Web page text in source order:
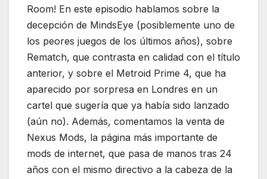
Room! En este episodio hablamos sobre la
decepción de MindsEye (posiblemente uno de
los peores juegos de los últimos años), sobre
Rematch, que contrasta en calidad con el título
anterior, y sobre el Metroid Prime 4, que ha
aparecido por sorpresa en Londres en un
cartel que sugería que ya había sido lanzado
(aún no). Además, comentamos la venta de
Nexus Mods, la página más importante de
mods de internet, que pasa de manos tras 24
años con el mismo directivo a la cabeza de la